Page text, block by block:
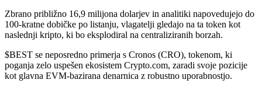
Zbrano približno 16,9 milijona dolarjev in analitiki napovedujejo do
100-kratne dobičke po listanju, vlagatelji gledajo na ta token kot
naslednji kripto, ki bo eksplodiral na centraliziranih borzah.
$BEST se neposredno primerja s Cronos (CRO), tokenom, ki
poganja zelo uspešen ekosistem Crypto.com, zaradi svoje pozicije
kot glavna EVM-bazirana denarnica z robustno uporabnostjo.